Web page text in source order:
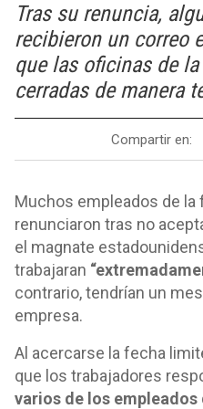
Tras su renuncia,
recibieron un correo
que las oficinas de
cerradas de manera
Compartir en:
Muchos empleados de
renunciaron tras no
el magnate
trabajaran
contrario, tendrían un
empresa.
Al acercarse la fecha
que los trabajadores
varios de los